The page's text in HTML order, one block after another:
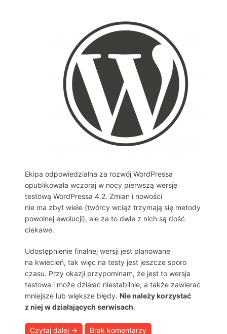
Ekipa odpowiedzialna za rozwój WordPressa
opublikowała wczoraj w nocy pierwszą wersję
testową WordPressa 4.2. Zmian i nowości
nie ma zbyt wiele (twórcy wciąż trzymają się metody
powolnej ewolucji), ale za to dwie z nich są dość
ciekawe.
Udostępnienie finalnej wersji jest planowane
na kwiecień, tak więc na testy jest jeszcze sporo
czasu. Przy okazji przypominam, że jest to wersja
testowa i może działać niestabilnie, a także zawierać
mniejsze lub większe błędy. Nie należy korzystać
z niej w działających serwisach.
Czytaj dalej → Brak komentarzy